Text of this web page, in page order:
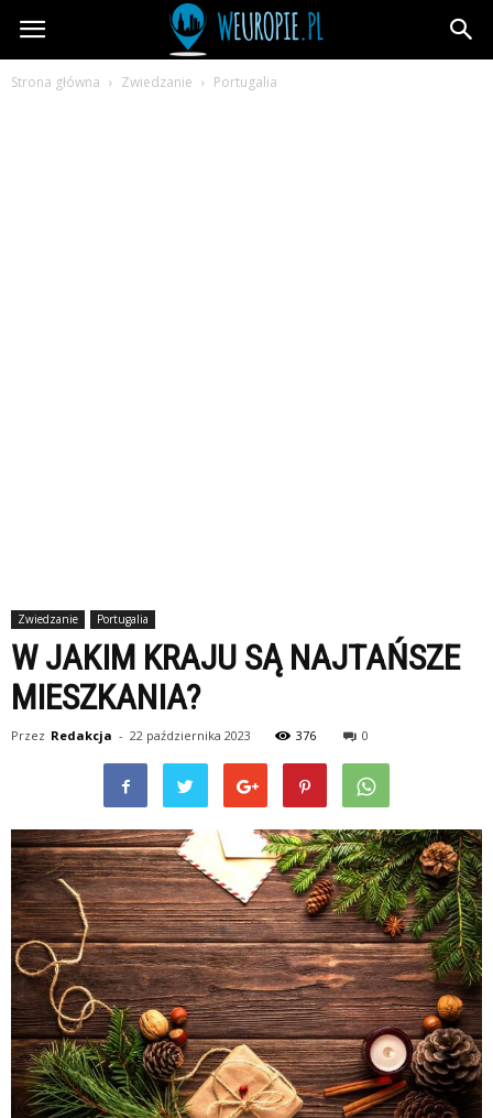
wEuropie.pl
Strona główna Zwiedzanie Portugalia
Zwiedzanie Portugalia
W JAKIM KRAJU SĄ NAJTAŃSZE
MIESZKANIA?
Przez Redakcja - 22 października 2023 376 0